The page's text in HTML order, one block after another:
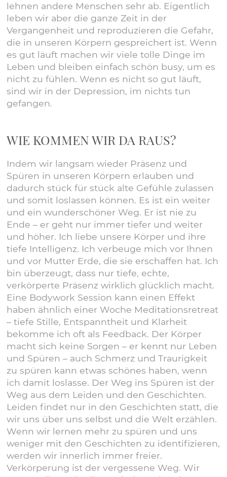
lehnen andere Menschen sehr ab. Eigentlich
leben wir aber die ganze Zeit in der
Vergangenheit und reproduzieren die Gefahr,
die in unseren Körpern gespreichert ist. Wenn
es gut läuft machen wir viele tolle Dinge im
Leben und bleiben einfach schön busy, um es
nicht zu fühlen. Wenn es nicht so gut läuft,
sind wir in der Depression, im nichts tun
gefangen.
WIE KOMMEN WIR DA RAUS?
Indem wir langsam wieder Präsenz und
Spüren in unseren Körpern erlauben und
dadurch stück für stück alte Gefühle zulassen
und somit loslassen können. Es ist ein weiter
und ein wunderschöner Weg. Er ist nie zu
Ende – er geht nur immer tiefer und weiter
und höher. Ich liebe unsere Körper und ihre
tiefe Intelligenz. Ich verbeuge mich vor Ihnen
und vor Mutter Erde, die sie erschaffen hat. Ich
bin überzeugt, dass nur tiefe, echte,
verkörperte Präsenz wirklich glücklich macht.
Eine Bodywork Session kann einen Effekt
haben ähnlich einer Woche Meditationsretreat
– tiefe Stille, Entspanntheit und Klarheit
bekomme ich oft als Feedback. Der Körper
macht sich keine Sorgen – er kennt nur Leben
und Spüren – auch Schmerz und Traurigkeit
zu spüren kann etwas schönes haben, wenn
ich damit loslasse. Der Weg ins Spüren ist der
Weg aus dem Leiden und den Geschichten.
Leiden findet nur in den Geschichten statt, die
wir uns über uns selbst und die Welt erzählen.
Wenn wir lernen mehr zu spüren und uns
weniger mit den Geschichten zu identifizieren,
werden wir innerlich immer freier.
Verkörperung ist der vergessene Weg. Wir